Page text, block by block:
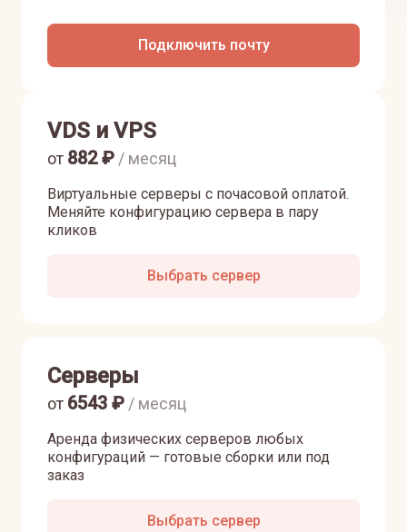
Подключить почту
VDS и VPS
Виртуальные серверы с почасовой оплатой.
Меняйте конфигурацию сервера в пару
кликов
от 882₽ / месяц
Выбрать сервер
Серверы
Аренда физических серверов любых
конфигураций — готовые сборки или под
заказ
от 6543 ₽ / месяц
Выбрать сервер